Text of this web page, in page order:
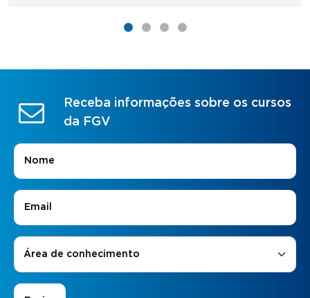
Receba informações sobre os cursos
da FGV
Nome
E-mail
Áreas de Interesse
Área de conhecimento